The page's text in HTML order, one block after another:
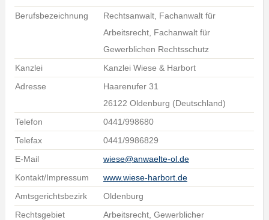
Berufsbezeichnung
Rechtsanwalt, Fachanwalt für
Arbeitsrecht, Fachanwalt für
Gewerblichen Rechtsschutz
Kanzlei
Kanzlei Wiese & Harbort
Adresse
Haarenufer 31
26122 Oldenburg (Deutschland)
Telefon
0441/998680
Telefax
0441/9986829
E-Mail
wiese@anwaelte-ol.de
Kontakt/Impressum
www.wiese-harbort.de
Amtsgerichtsbezirk
Oldenburg
Rechtsgebiet
Arbeitsrecht, Gewerblicher